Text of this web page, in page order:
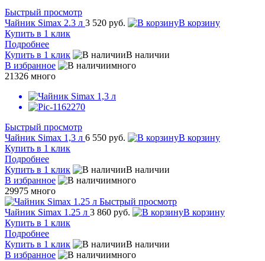
Быстрый просмотр
Чайник Simax 2.3 л 3 520 руб.
В корзину
Купить в 1 клик
Подробнее
Купить в 1 клик
В наличии
В избранное
много
21326 много
Быстрый просмотр
Чайник Simax 1,3 л 6 550 руб.
В корзину
Купить в 1 клик
Подробнее
Купить в 1 клик
В наличии
В избранное
много
29975 много
Быстрый просмотр
Чайник Simax 1.25 л 3 860 руб.
В корзину
Купить в 1 клик
Подробнее
Купить в 1 клик
В наличии
В избранное
много